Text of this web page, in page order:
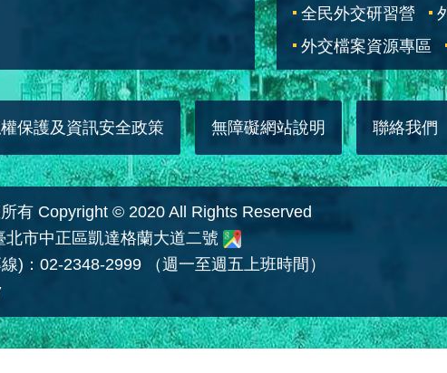
全民外交研習營
外交檔案資源專區
保護及資訊安全政策 無障礙網站說明 聯絡我們
有 Copyright © 2020 All Rights Reserved
市中正區凱達格蘭大道二號
)：02-2348-2999 （週一至週五上班時間）